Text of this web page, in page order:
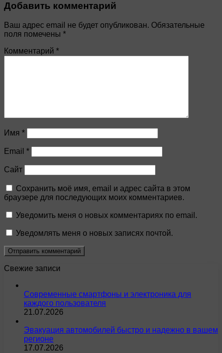
Добавить комментарий
Ваш адрес email не будет опубликован. Обязательные
поля помечены *
Комментарий *
Имя *
Email *
Сайт
Сохранить моё имя, email и адрес сайта в этом
браузере для последующих моих комментариев.
Уведомить меня о новых комментариях по email.
Уведомлять меня о новых записях почтой.
Свежие записи
Современные смартфоны и электроника для
каждого пользователя
21.07.2026
Эвакуация автомобилей быстро и надежно в вашем
регионе
17.07.2026